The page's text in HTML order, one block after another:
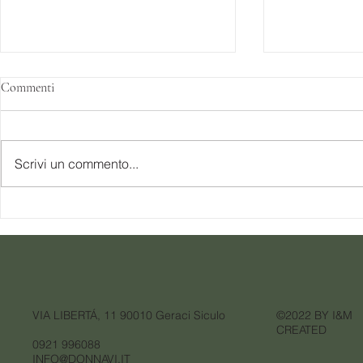
Luglio col bene che ti voglio
Commenti
Scrivi un commento...
VIA LIBERTÁ, 11 90010 Geraci Siculo
0921 996088
INFO@DONNAVI.IT
©2022 BY I&M
CREATED